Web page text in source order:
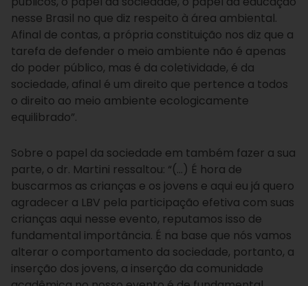
nesse Brasil no que diz respeito à área ambiental.
Afinal de contas, a própria constituição nos diz que a
tarefa de defender o meio ambiente não é apenas
do poder público, mas é da coletividade, é da
sociedade, afinal é um direito que pertence a todos
o direito ao meio ambiente ecologicamente
equilibrado”.
Sobre o papel da sociedade em também fazer a sua
parte, o dr. Martini ressaltou: “(…) É hora de
buscarmos as crianças e os jovens e aqui eu já quero
agradecer a LBV pela participação efetiva com suas
crianças aqui nesse evento, reputamos isso de
fundamental importância. É na base que nós vamos
alterar o comportamento da sociedade, portanto, a
inserção dos jovens, a inserção da comunidade